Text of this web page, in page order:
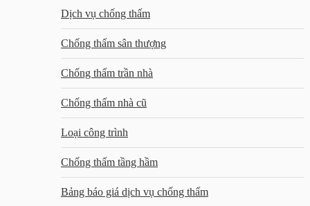
Dịch vụ chống thấm
Chống thấm sân thượng
Chống thấm trần nhà
Chống thấm nhà cũ
Loại công trình
Chống thấm tầng hầm
Bảng báo giá dịch vụ chống thấm